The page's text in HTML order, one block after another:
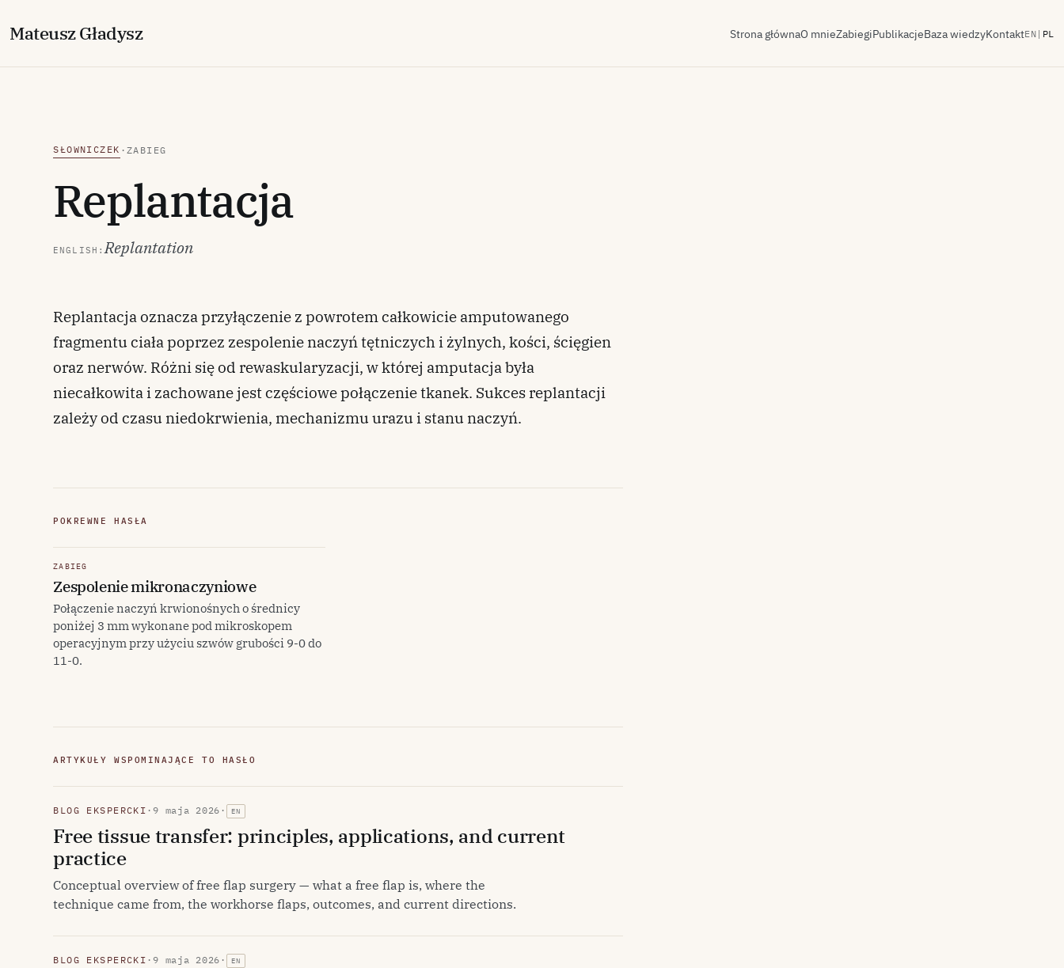
MateuszGładysz Strona głównaO mnieZabiegiPublikacjeBaza wiedzyKontaktEN | PL
SŁOWNICZEK ·ZABIEG
Replantacja
ENGLISH:Replantation
Replantacja oznacza przyłączenie z powrotem całkowicie amputowanego
fragmentu ciała poprzez zespolenie naczyń tętniczych i żylnych, kości, ścięgien
oraz nerwów. Różni się od rewaskularyzacji, w której amputacja była
niecałkowita i zachowane jest częściowe połączenie tkanek. Sukces replantacji
zależy od czasu niedokrwienia, mechanizmu urazu i stanu naczyń.
POKREWNE HASŁA
ZABIEG
Zespolenie mikronaczyniowe
Połączenie naczyń krwionośnych o średnicy
poniżej 3 mm wykonane pod mikroskopem
operacyjnym przy użyciu szwów grubości 9-0 do
11-0.
ARTYKUŁY WSPOMINAJĄCE TO HASŁO
BLOG EKSPERCKI ·9 maja 2026 · EN
Free tissue transfer: principles, applications, and current
practice
Conceptual overview of free flap surgery — what a free flap is, where the
technique came from, the workhorse flaps, outcomes, and current directions.
BLOG EKSPERCKI ·9 maja 2026 · EN